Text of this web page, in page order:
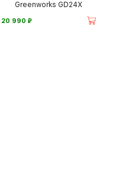
Greenworks GD24X
20 990 ⃏